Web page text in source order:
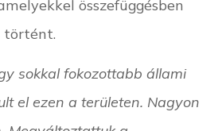
összefüggésben
történt.
sokkal fokozottabb állami
el ezen a területen. Nagyon